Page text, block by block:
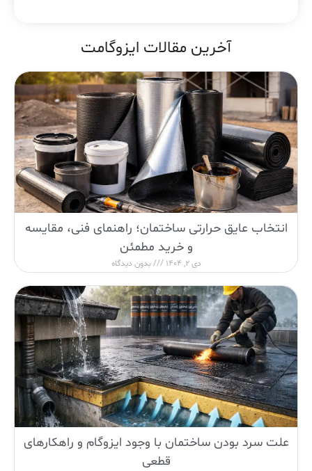
آخرین مقالات ایزوگامت
انتخاب عایق حرارتی ساختمان؛ راهنمای فنی، مقایسه
و خرید مطمئن
دی 2, 1404 بدون دیدگاه
علت سرد بودن ساختمان با وجود ایزوگام و راهکارهای
قطعی